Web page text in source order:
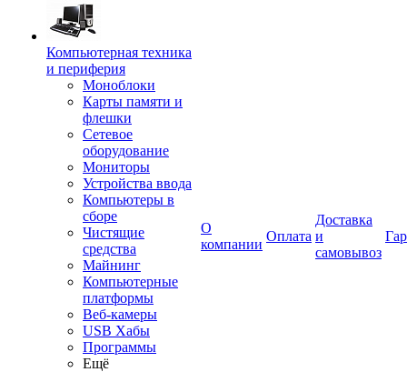
Компьютерная техника
и периферия
Моноблоки
Карты памяти и
флешки
Сетевое
оборудование
Мониторы
Устройства ввода
Компьютеры в
сборе
Чистящие
средства
Майнинг
Компьютерные
платформы
Веб-камеры
USB Хабы
Программы
Ещё
О
компании
Оплата
Доставка
и
самовывоз